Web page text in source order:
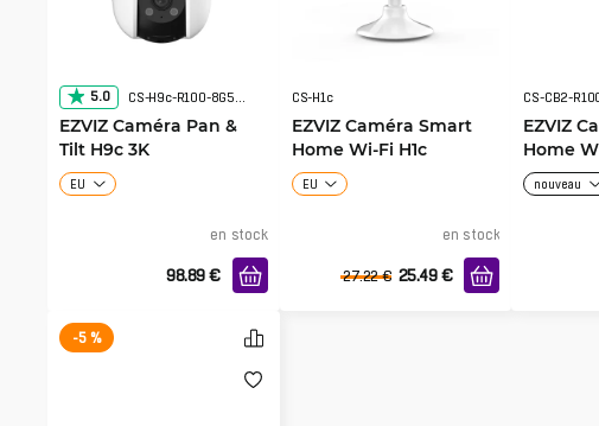
5.0 CS-H9c-R100-8G55WKFL
EZVIZ Caméra Pan &
Tilt H9c 3K
EU
en stock
98.89 €
CS-H1c
EZVIZ Caméra Smart
Home Wi-Fi H1c
EU
en stock
27.22 € 25.49 €
EZVIZ
Home
nouveau
-5 %